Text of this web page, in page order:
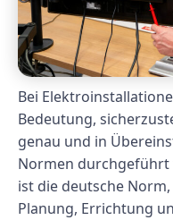
Bei
Bedeutung,
genau und in
Normen durchgeführt
ist die deutsche
Planung, Errichtung